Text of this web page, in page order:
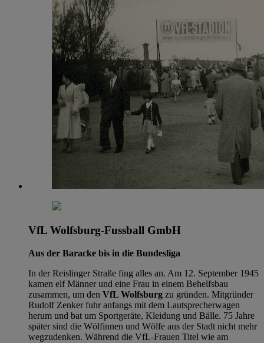
VfL Wolfsburg-Fussball GmbH
Aus der Baracke bis in die Bundesliga
In der Reislinger Straße fing alles an. Am 12. September 1945
kamen elf Männer und eine Frau in einem Behelfsbau
zusammen, um den VfL Wolfsburg zu gründen. Mitgründer
Rudolf Zenker fuhr anfangs mit dem Lautsprecherwagen
herum und bat um Sportgeräte, Kleidung und Bälle. 75 Jahre
später sind die Wölfinnen und Wölfe aus der Stadt nicht mehr
wegzudenken. Während die VfL-Frauen Titel wie am